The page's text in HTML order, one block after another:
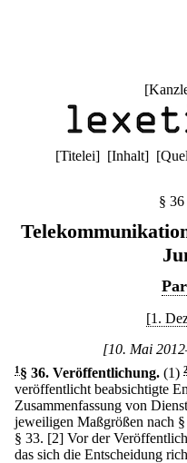
[
[Titelei] [Inhalt] [
§
[1.
[10. Mai
1 § 36. Veröffentlichung. (1) 2
veröffentlicht beabsichtigte
Zusammenfassung von
jeweiligen Maßgrößen nach
§ 33. [2] Vor der
das sich die Entscheidung